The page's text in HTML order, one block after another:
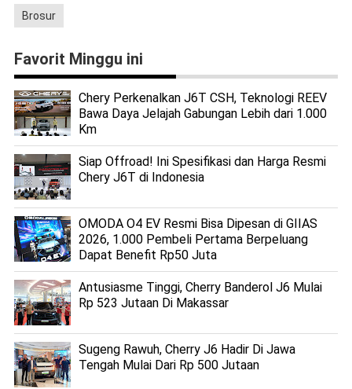
Brosur
Favorit Minggu ini
Chery Perkenalkan J6T CSH, Teknologi REEV
Bawa Daya Jelajah Gabungan Lebih dari 1.000
Km
Siap Offroad! Ini Spesifikasi dan Harga Resmi
Chery J6T di Indonesia
OMODA O4 EV Resmi Bisa Dipesan di GIIAS
2026, 1.000 Pembeli Pertama Berpeluang
Dapat Benefit Rp50 Juta
Antusiasme Tinggi, Cherry Banderol J6 Mulai
Rp 523 Jutaan Di Makassar
Sugeng Rawuh, Cherry J6 Hadir Di Jawa
Tengah Mulai Dari Rp 500 Jutaan